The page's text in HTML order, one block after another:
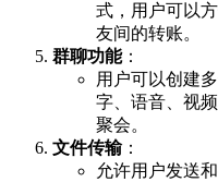
式，用户可以
友间的转账。
群聊功能：
用户可以创建
字、语音、视
聚会。
文件传输：
允许用户发送